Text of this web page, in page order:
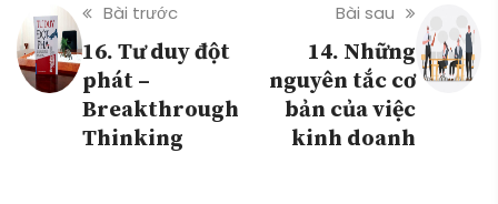
Bài trước
16. Tư duy đột
phát –
Breakthrough
Thinking
Bài sau
14. Những
nguyên tắc cơ
bản của việc
kinh doanh